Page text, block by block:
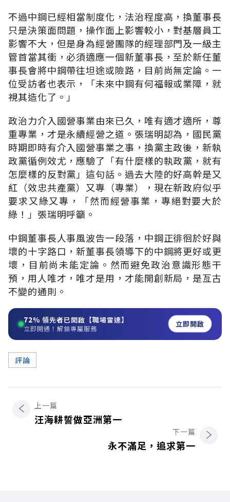
不過中鋼已經相當制度化，法治程度高，換董事長
只是決策面問題，操作面上影響較小，對基層員工
影響不大，但是身為經營團隊的經理部門及一級主
管首當其衝，必須適應一個新董事長，至於新任董
事長會將中鋼帶往坦途或險路，目前尚無定論。一
位受訪者也表示，「未來中鋼有何福報或業障，就
視其造化了。」
政治力介入國營事業由來已久，唯有適才適所，尊
重專業，才是永續經營之道。張瑞明認為，國民黨
時期即時有介入國營事業之事，換黨主政後，新執
政黨循例效尤，應驗了「有什麼樣的執政黨，就有
怎麼樣的反對黨」這句話。過去大陸的好高幹是又
紅（效忠共產黨）又專（專業），現在新政府似乎
要求又綠又專，「然而經營事業，專絕對要大於
綠！」張瑞明呼籲。
中鋼董事長人事風波告一段落，中鋼正徘徊於好與
壞的十字路口，新董事長領導下的中鋼將更好或更
壞，目前尚未能定論。然而避免政治意識形態干
預，用人唯才，唯才是用，才能開創新局，是亙古
不變的通則。
72% 領先者已開啟【職場雷達】
立即開通！解鎖專屬服務 立即開啟
評論
上一篇
汪海耕誓做亞洲第一
下一篇
永不滿足，追求第一